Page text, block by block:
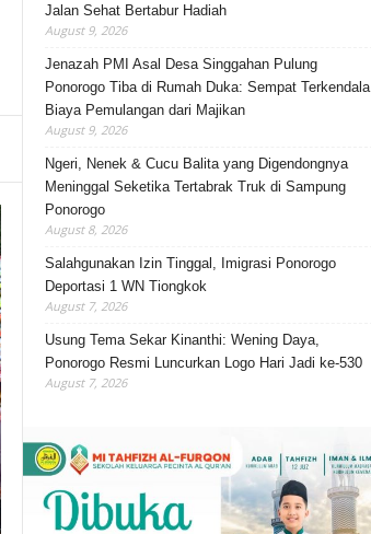
Jalan Sehat Bertabur Hadiah
August 9, 2026
Jenazah PMI Asal Desa Singgahan Pulung
Ponorogo Tiba di Rumah Duka: Sempat Terkendala
Biaya Pemulangan dari Majikan
August 9, 2026
Ngeri, Nenek & Cucu Balita yang Digendongnya
Meninggal Seketika Tertabrak Truk di Sampung
Ponorogo
August 8, 2026
Salahgunakan Izin Tinggal, Imigrasi Ponorogo
Deportasi 1 WN Tiongkok
August 7, 2026
Usung Tema Sekar Kinanthi: Wening Daya,
Ponorogo Resmi Luncurkan Logo Hari Jadi ke-530
August 7, 2026